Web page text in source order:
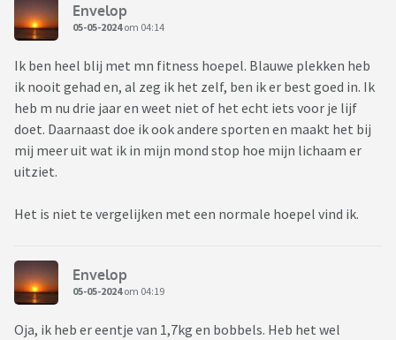
Envelop
05-05-2024om 04:14
Ik ben heel blij met mn fitness hoepel. Blauwe plekken heb
ik nooit gehad en, al zeg ik het zelf, ben ik er best goed in. Ik
heb m nu drie jaar en weet niet of het echt iets voor je lijf
doet. Daarnaast doe ik ook andere sporten en maakt het bij
mij meer uit wat ik in mijn mond stop hoe mijn lichaam er
uitziet.
Het is niet te vergelijken met een normale hoepel vind ik.
Envelop
05-05-2024om 04:19
Oja, ik heb er eentje van 1,7kg en bobbels. Heb het wel